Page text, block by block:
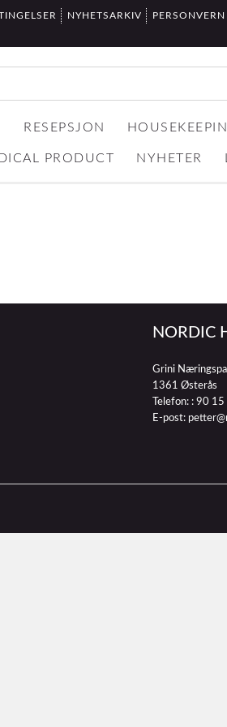
NYHETSARKIV
PERSONVERN
RESEPSJON
PRODUCT NYHETER
NORDIC
Grini
1361 Østerås
Telefon: : 90 15
E-post: